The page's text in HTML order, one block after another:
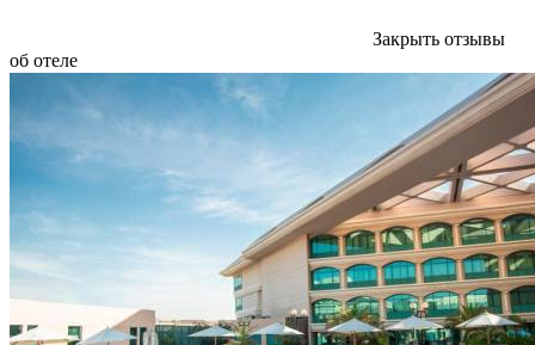
Закрыть отзывы
об отеле